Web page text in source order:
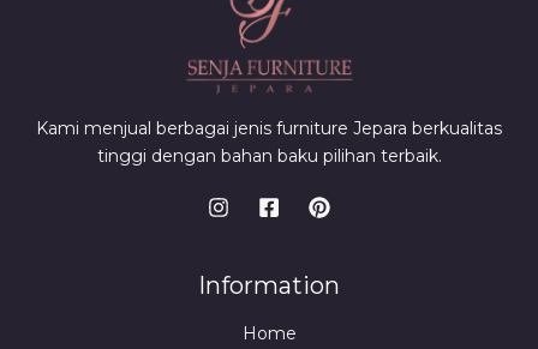
Kami menjual berbagai jenis furniture Jepara berkualitas
tinggi dengan bahan baku pilihan terbaik.
Information
Home